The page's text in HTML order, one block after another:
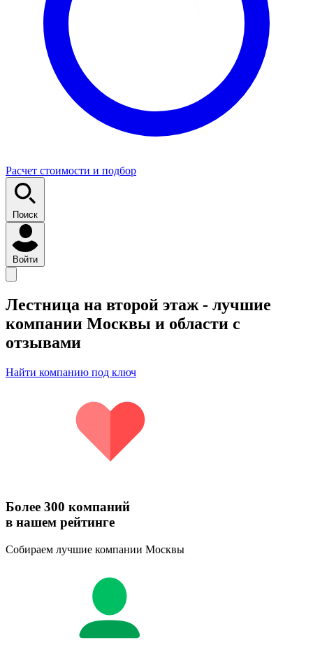
Расчет стоимости и подбор
Поиск
Войти
Лестница на второй этаж - лучшие
компании Москвы и области с
отзывами
Найти компанию под ключ
Более 300 компаний
в нашем рейтинге
Собираем лучшие компании Москвы